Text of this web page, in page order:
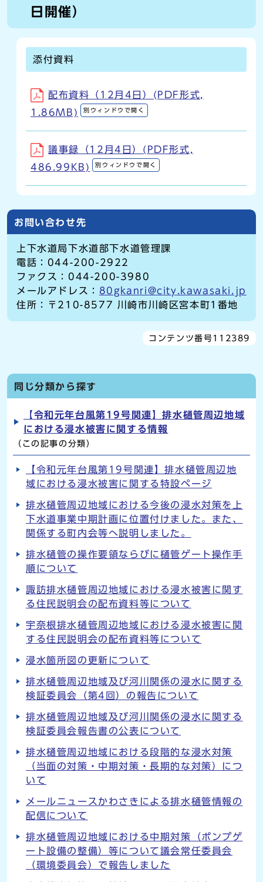
日開催）
添付資料
配布資料（12月4日）(PDF形式,
1.86MB)
別ウィンドウで開く
議事録（12月4日）(PDF形式,
486.99KB)
別ウィンドウで開く
お問い合わせ先
上下水道局下水道部下水道管理課
電話：044-200-2922
ファクス：044-200-3980
メールアドレス： 80gkanri@city.kawasaki.jp
住所：〒210-8577 川崎市川崎区宮本町1番地
コンテンツ番号112389
同じ分類から探す
【令和元年台風第19号関連】排水樋管周辺地域
における浸水被害に関する情報
（この記事の分類）
【令和元年台風第19号関連】排水樋管周辺地
域における浸水被害に関する特設ページ
排水樋管周辺地域における今後の浸水対策を上
下水道事業中期計画に位置付けました。また、
関係する町内会等へ説明しました。
排水樋管の操作要領ならびに樋管ゲート操作手
順について
諏訪排水樋管周辺地域における浸水被害に関す
る住民説明会の配布資料等について
宇奈根排水樋管周辺地域における浸水被害に関
する住民説明会の配布資料等について
浸水箇所図の更新について
排水樋管周辺地域及び河川関係の浸水に関する
検証委員会（第4回）の報告について
排水樋管周辺地域及び河川関係の浸水に関する
検証委員会報告書の公表について
排水樋管周辺地域における段階的な浸水対策
（当面の対策・中期対策・長期的な対策）につ
いて
メールニュースかわさきによる排水樋管情報の
配信について
排水樋管周辺地域における中期対策（ポンプゲ
ート設備の整備）等について議会常任委員会
（環境委員会）で報告しました